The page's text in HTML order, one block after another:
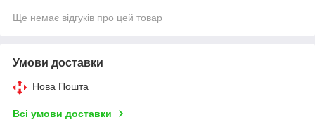
Ще немає відгуків про цей товар
Умови доставки
Нова Пошта
Всі умови доставки